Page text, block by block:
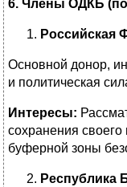
6. Члены ОДКБ
Российская
Основной донор,
и политическая
Интересы:
сохранения
буферной зоны
Республика